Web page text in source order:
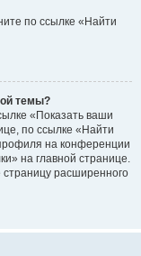
по ссылке «Найти
темы?
«Показать ваши
по ссылке «Найти
на конференции
на главной странице.
расширенного